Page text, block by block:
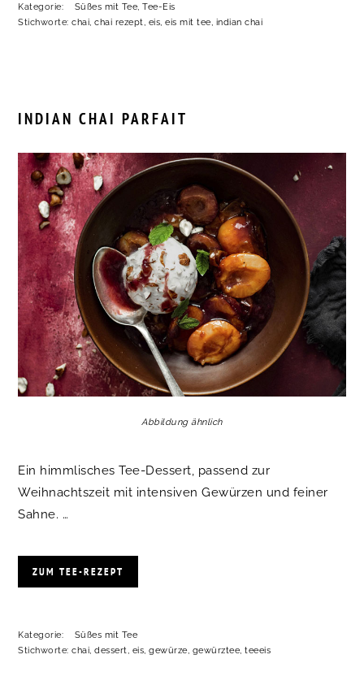
Kategorie: Süßes mit Tee,Tee-Eis
Stichworte:chai,chai rezept, eis,eis mit tee, indian chai
INDIAN CHAI PARFAIT
Abbildung ähnlich
Ein himmlisches Tee-Dessert, passend zur
Weihnachtszeit mit intensiven Gewürzen und feiner
Sahne. …
ZUM TEE-REZEPT
Kategorie:
Süßes mit Tee
Stichworte:chai,dessert, eis,gewürze, gewürztee,teeeis